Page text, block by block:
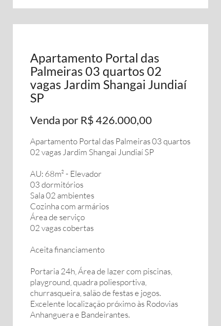
Apartamento Portal das
Palmeiras 03 quartos 02
vagas Jardim Shangai Jundiaí
SP
Venda por R$ 426.000,00
Apartamento Portal das Palmeiras 03 quartos
02 vagas Jardim Shangai Jundiaí SP
AU: 68m² - Elevador
03 dormitórios
Sala 02 ambientes
Cozinha com armários
Área de serviço
02 vagas cobertas
Aceita financiamento
Portaria 24h, Área de lazer com piscinas,
playground, quadra poliesportiva,
churrasqueira, salão de festas e jogos.
Excelente localização próximo às Rodovias
Anhanguera e Bandeirantes.